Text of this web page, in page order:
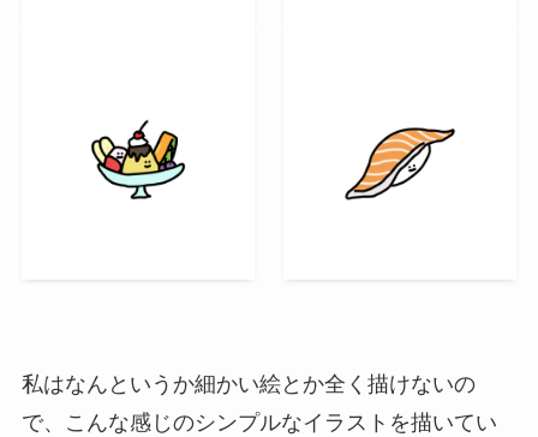
私はなんというか細かい絵とか全く描けないの
で、こんな感じのシンプルなイラストを描いてい